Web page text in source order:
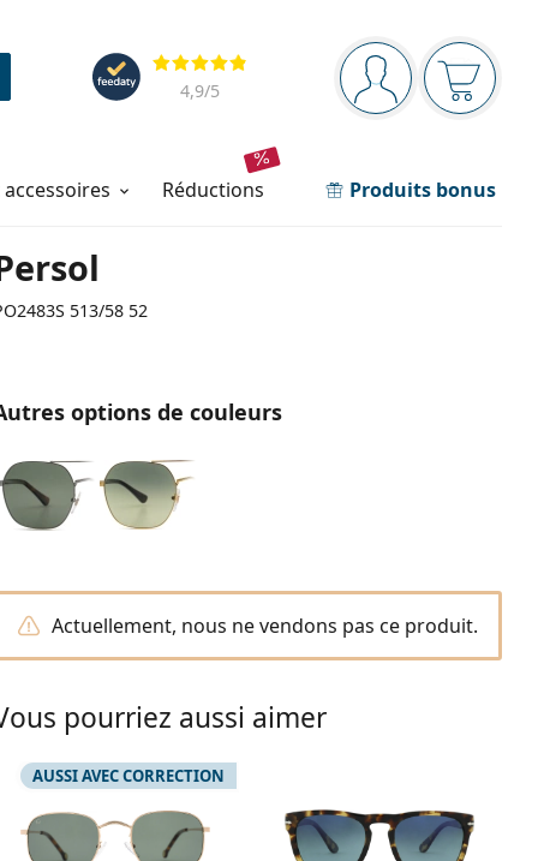
Barre de navigation
Vous êtesVotre
Évaluation
4,9/5
réductions Produits bonus
513/58 52
options de couleurs
Actuellement, nous ne vendons pas ce produit.
pourriez aussi aimer
AUSSI AVEC CORRECTION